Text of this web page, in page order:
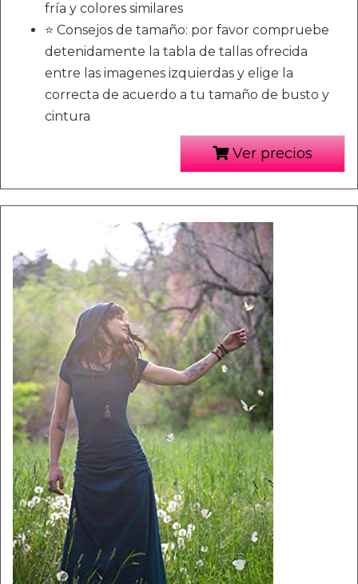
fría y colores similares
⭐ Consejos de tamaño: por favor compruebe
detenidamente la tabla de tallas ofrecida
entre las imagenes izquierdas y elige la
correcta de acuerdo a tu tamaño de busto y
cintura
Ver precios